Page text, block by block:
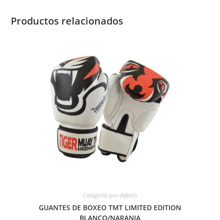
Productos relacionados
Categoría por defecto
GUANTES DE BOXEO TMT LIMITED EDITION
BLANCO/NARANJA